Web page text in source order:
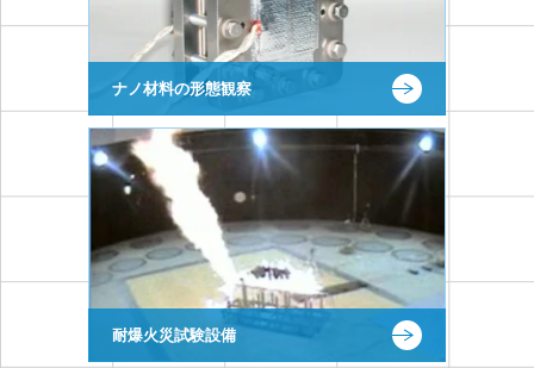
ナノ材料の形態観察
耐爆火災試験設備